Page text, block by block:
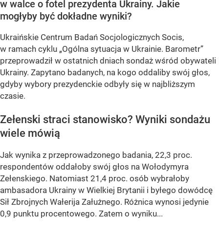
w walce o fotel prezydenta Ukrainy. Jakie
mogłyby być dokładne wyniki?
Ukraińskie Centrum Badań Socjologicznych Socis,
w ramach cyklu „Ogólna sytuacja w Ukrainie. Barometr”
przeprowadził w ostatnich dniach sondaż wśród obywateli
Ukrainy. Zapytano badanych, na kogo oddaliby swój głos,
gdyby wybory prezydenckie odbyły się w najbliższym
czasie.
Zełenski straci stanowisko? Wyniki sondażu
wiele mówią
Jak wynika z przeprowadzonego badania, 22,3 proc.
respondentów oddałoby swój głos na Wołodymyra
Zełenskiego. Natomiast 21,4 proc. osób wybrałoby
ambasadora Ukrainy w Wielkiej Brytanii i byłego dowódcę
Sił Zbrojnych Wałerija Załużnego. Różnica wynosi jedynie
0,9 punktu procentowego. Zatem o wyniku...